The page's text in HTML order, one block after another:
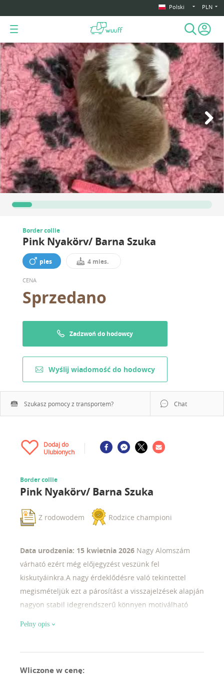
Polski PLN
Border collie
Pink Nyakörv/ Barna Szuka
pies 4 mies.
CENA
Sprzedano
Zadzwoń do hodowcy
Wyślij wiadomość do hodowcy
Szukasz pomocy z transportem? Chat
Dodaj do
Ulubionych
Border collie
Pink Nyakörv/ Barna Szuka
Z rodowodem Rodzice championi
Data urodzenia: 15 kwietnia 2026 Nagy Alomszám
várható ezért még előjegyzést veszünk fel
kiskutyáinkra.A nagy érdeklődésre való tekintettel
megismételjük ezt a párosítást a visszajelzések alapján
nagyon stabil idegrendszerű könnyen motiválható
Pełny opis
Wliczone w cenę: